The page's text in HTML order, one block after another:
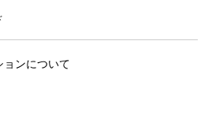
ョンについて